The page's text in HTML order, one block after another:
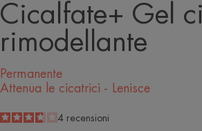
Cicalfate+ Gel
rimodellante
Permanente
Attenua le cicatrici - Lenisce
3.8
/5
4 recensioni